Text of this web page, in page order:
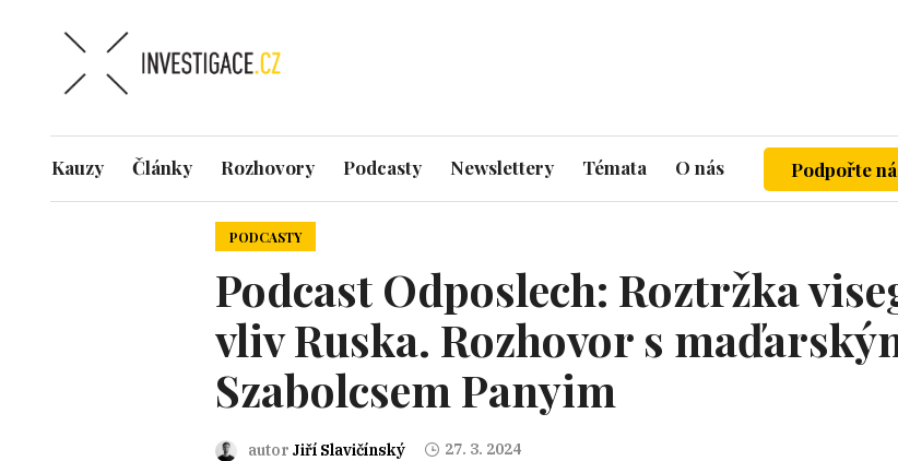
Kauzy Články Rozhovory Podcasty Newslettery Témata O nás Podpořte
PODCASTY
Podcast Odposlech: Roztržka
vliv Ruska. Rozhovor s
Szabolcsem Panyim
autor Jiří Slavičínský 27. 3. 2024